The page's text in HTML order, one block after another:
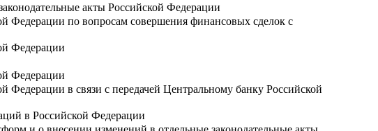
акты Российской Федерации
Федерации по вопросам совершения финансовых сделок с
Федерации
Федерации
Федерации в связи с передачей Центральному банку Российской
в Российской Федерации